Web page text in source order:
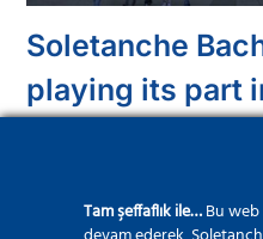
Soletanche
playing its part
14 Mayıs 2021
Tam şeffaflık ile…Bu